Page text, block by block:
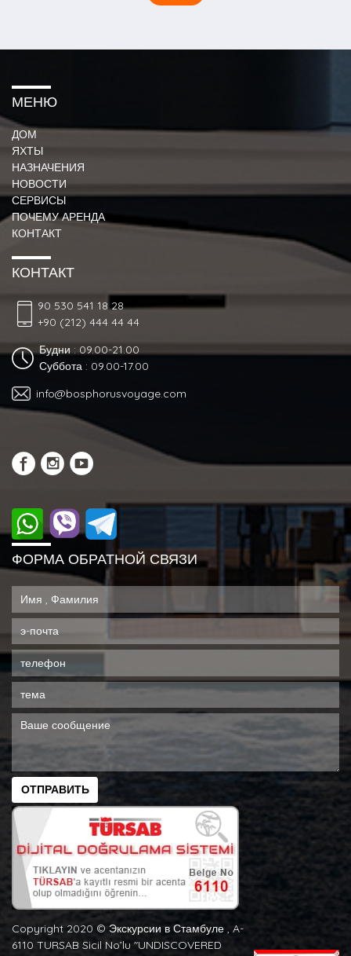
МЕНЮ
ДОМ
ЯХТЫ
НАЗНАЧЕНИЯ
НОВОСТИ
СЕРВИСЫ
ПОЧЕМУ АРЕНДА
КОНТАКТ
КОНТАКТ
90 530 541 18 28
+90 (212) 444 44 44
Будни : 09.00-21.00
Суббота : 09.00-17.00
info@bosphorusvoyage.com
ФОРМА ОБРАТНОЙ СВЯЗИ
ОТПРАВИТЬ
Copyright 2020 ©️ Экскурсии в Стамбуле , A-
6110 TURSAB Sicil No’lu "UNDISCOVERED